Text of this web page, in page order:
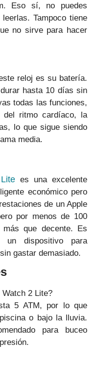
Eso sí, no puedes
Tampoco tiene
no sirve para hacer
reloj es su batería.
hasta 10 días sin
todas las funciones,
del ritmo cardíaco, la
lo que sigue siendo
media.
es una excelente
económico pero
de un Apple
por menos de 100
que decente. Es
un dispositivo para
gastar demasiado.
2 Lite?
5 ATM, por lo que
o bajo la lluvia.
para buceo